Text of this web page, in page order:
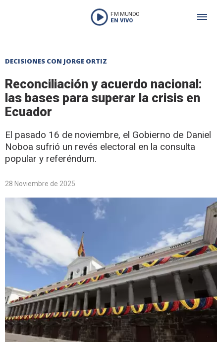
FM MUNDO
EN VIVO
DECISIONES CON JORGE ORTIZ
Reconciliación y acuerdo nacional:
las bases para superar la crisis en
Ecuador
El pasado 16 de noviembre, el Gobierno de Daniel
Noboa sufrió un revés electoral en la consulta
popular y referéndum.
28 Noviembre de 2025